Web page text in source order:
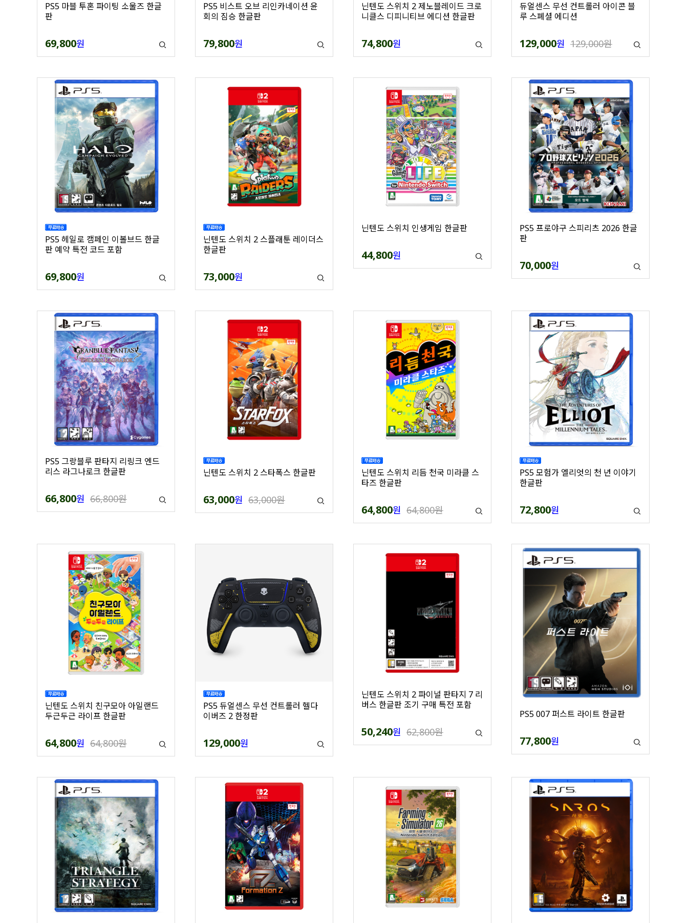
PS5 마블 투혼 파이팅 소울즈 한글
판
69,800원
PS5 비스트 오브 리인카네이션 윤
회의 짐승 한글판
79,800원
닌텐도 스위치 2 제노블레이드 크로
니클스 디피니티브 에디션 한글판
74,800원
듀얼센스 무선 컨트롤러 아이콘 블
루 스폐셜 에디션
129,000원 129,000원
PS5 헤일로 캠페인 이볼브드 한글
판 예약 특전 코드 포함
69,800원
닌텐도 스위치 2 스플래툰 레이더스
한글판
73,000원
닌텐도 스위치 인생게임 한글판
44,800원
PS5 프로야구 스피리츠 2026 한글
판
70,000원
PS5 그랑블루 판타지 리링크 엔드
리스 라그나로크 한글판
66,800원 66,800원
닌텐도 스위치 2 스타폭스 한글판
63,000원 63,000원
닌텐도 스위치 리듬 천국 미라클 스
타즈 한글판
64,800원 64,800원
PS5 모험가 엘리엇의 천 년 이야기
한글판
72,800원
닌텐도 스위치 친구모아 아일랜드
두근두근 라이프 한글판
64,800원 64,800원
PS5 듀얼센스 무선 컨트롤러 헬다
이버즈 2 한정판
129,000원
닌텐도 스위치 2 파이널 판타지 7 리
버스 한글판 조기 구매 특전 포함
50,240원 62,800원
PS5 007 퍼스트 라이트 한글판
77,800원